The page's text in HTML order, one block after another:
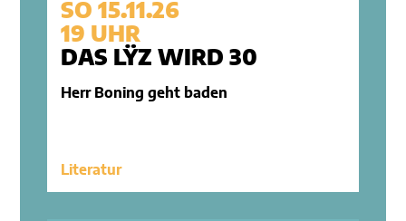
SO 15.11.26
19 UHR
DAS LŸZ WIRD 30
Herr Boning geht baden
Literatur